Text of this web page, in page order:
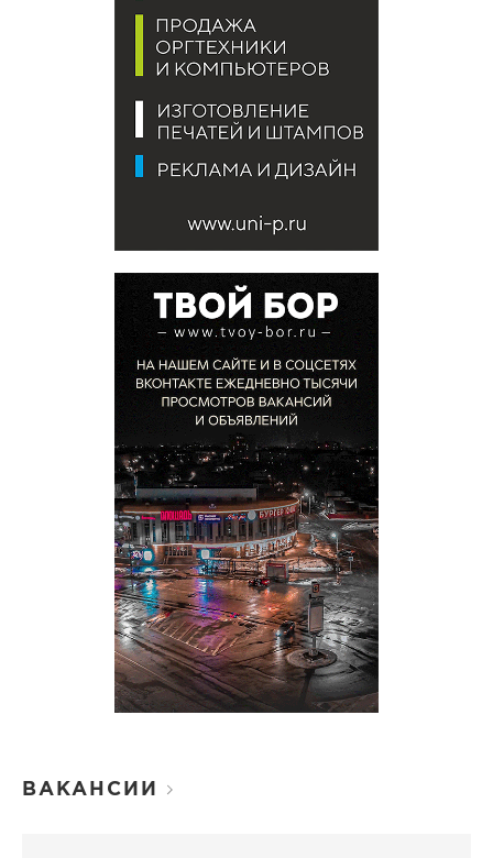
ВАКАНСИИ